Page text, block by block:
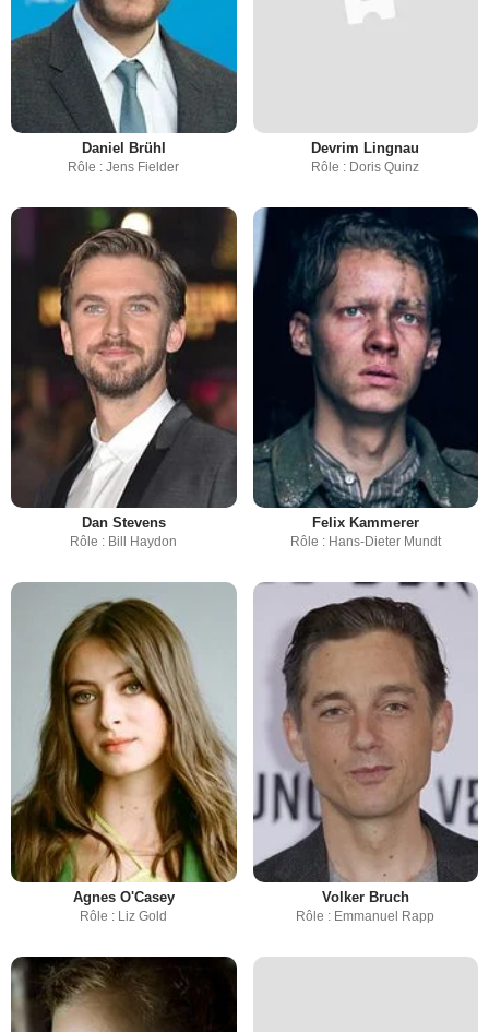
Daniel Brühl
Rôle : Jens Fielder
Devrim Lingnau
Rôle : Doris Quinz
Dan Stevens
Rôle : Bill Haydon
Felix Kammerer
Rôle : Hans-Dieter Mundt
Agnes O'Casey
Rôle : Liz Gold
Volker Bruch
Rôle : Emmanuel Rapp